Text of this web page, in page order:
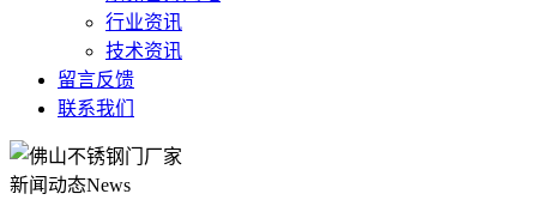
行业资讯
技术资讯
留言反馈
联系我们
新闻动态News